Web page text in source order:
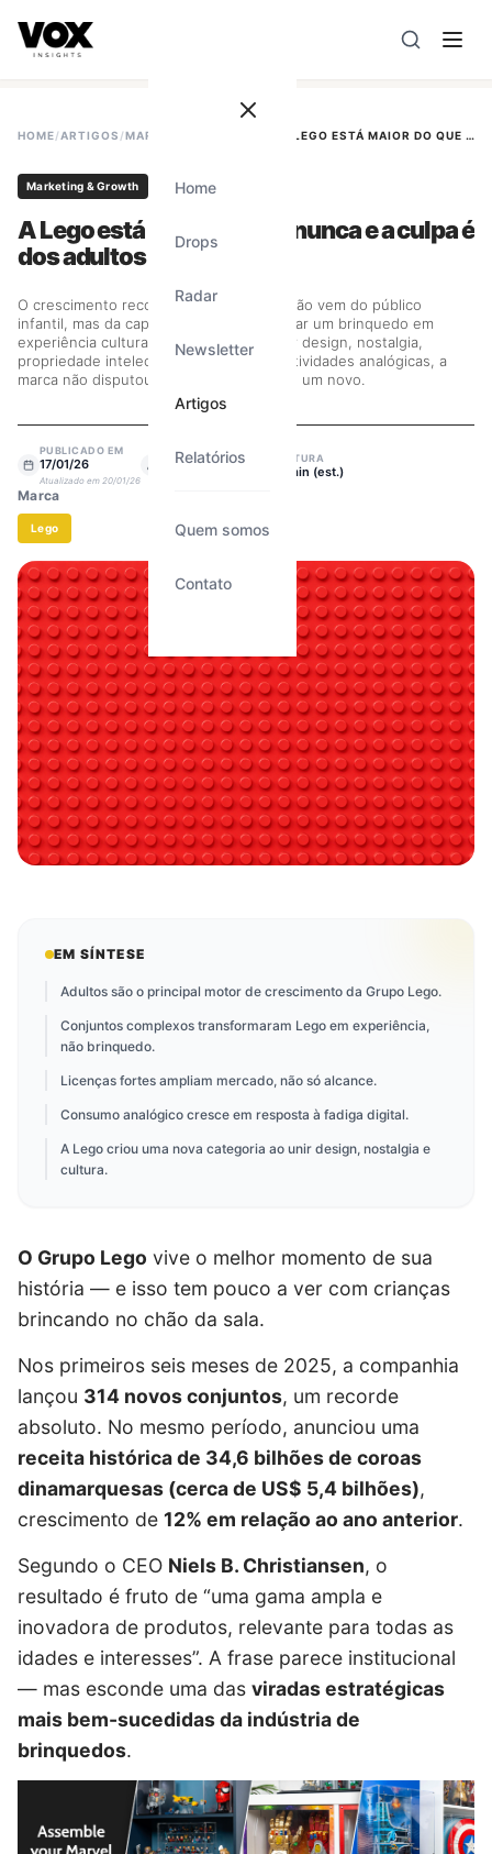
A direção estratégica é liderada por Vanessa Caldas e a
Home
Drops
Radar
Newsletter
Artigos
Relatórios
Quem somos
Contato
HOME/ARTIGOS /MARKETING & GROWTH A LEGO ESTÁ MAIOR DO QUE NUNCA E A CULPA É DOS ADULTOS
Marketing & Growth
A Lego está maior do que nunca e a culpa é
dos adultos
O crescimento recorde do Grupo Lego não vem do público
infantil, mas da capacidade de transformar um brinquedo em
experiência cultural para adultos. Ao unir design, nostalgia,
propriedade intelectual e o desejo por atividades analógicas, a
marca não disputou mercado — ela criou um novo.
PUBLICADO EM
17/01/26
Atualizado em 20/01/26
ESCRITO POR LEITURA
min (est.)
Marca
Lego
EM SÍNTESE
Adultos são o principal motor de crescimento da Grupo Lego.
Conjuntos complexos transformaram Lego em experiência,
não brinquedo.
Licenças fortes ampliam mercado, não só alcance.
Consumo analógico cresce em resposta à fadiga digital.
A Lego criou uma nova categoria ao unir design, nostalgia e
cultura.
O Grupo Lego vive o melhor momento de sua
história — e isso tem pouco a ver com crianças
brincando no chão da sala.
Nos primeiros seis meses de 2025, a companhia
lançou 314 novos conjuntos, um recorde
absoluto. No mesmo período, anunciou uma
receita histórica de 34,6 bilhões de coroas
dinamarquesas (cerca de US$ 5,4 bilhões),
crescimento de 12% em relação ao ano anterior.
Segundo o CEO Niels B. Christiansen, o
resultado é fruto de “uma gama ampla e
inovadora de produtos, relevante para todas as
idades e interesses”. A frase parece institucional
— mas esconde uma das viradas estratégicas
mais bem-sucedidas da indústria de
brinquedos.